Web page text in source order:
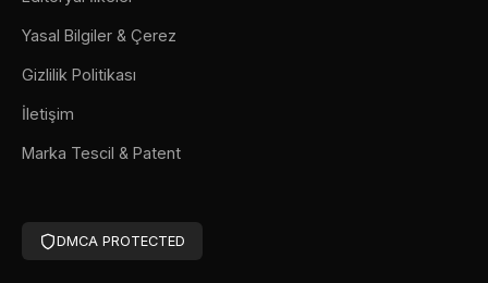
Yasal Bilgiler & Çerez
Gizlilik Politikası
İletişim
Marka Tescil & Patent
DMCA PROTECTED